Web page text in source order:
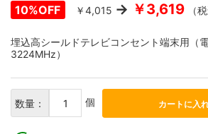
10%OFF ￥4,015 ￥3,619 （
埋込高シールドテレビコンセント端末用（
3224MHz）
数量： 個 カートに入